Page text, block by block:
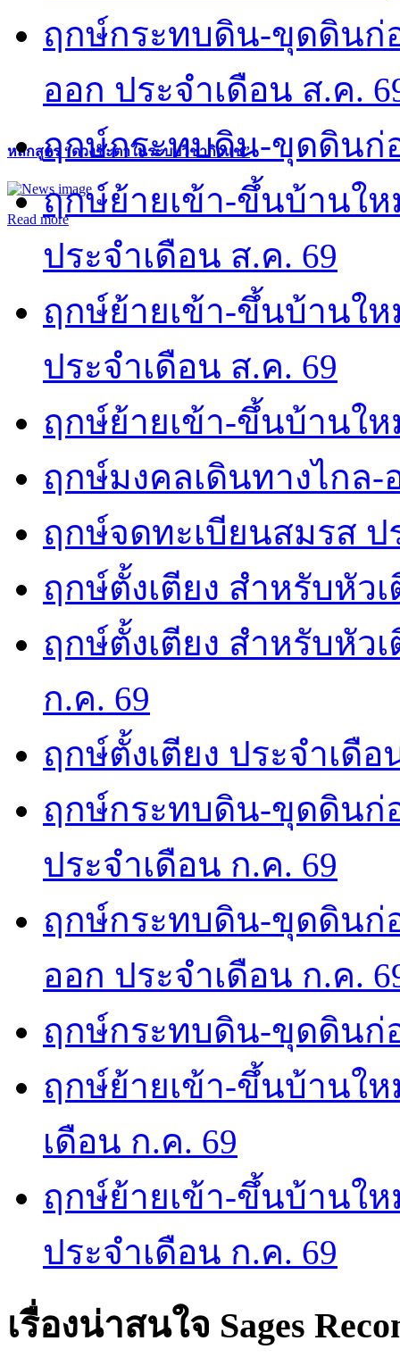
หลักสูตร “ดวงชะตาในระบบวิชากิวแช”
Read more
ฤกษ์กระทบดิน-ขุดดินก่
ออก ประจำเดือน ส.ค.
ฤกษ์กระทบดิน-ขุดดินก่
ฤกษ์ย้ายเข้า-ขึ้นบ้านใ
ประจำเดือน ส.ค. 69
ฤกษ์ย้ายเข้า-ขึ้นบ้านใ
ประจำเดือน ส.ค. 69
ฤกษ์ย้ายเข้า-ขึ้นบ้านให
ฤกษ์มงคลเดินทางไกล-
ฤกษ์จดทะเบียนสมรส ป
ฤกษ์ตั้งเตียง สำหรับหัว
ฤกษ์ตั้งเตียง สำหรับหัว
ก.ค. 69
ฤกษ์ตั้งเตียง ประจำเดือ
ฤกษ์กระทบดิน-ขุดดินก่
ประจำเดือน ก.ค. 69
ฤกษ์กระทบดิน-ขุดดินก่
ออก ประจำเดือน ก.ค.
ฤกษ์กระทบดิน-ขุดดินก่
ฤกษ์ย้ายเข้า-ขึ้นบ้านใ
เดือน ก.ค. 69
ฤกษ์ย้ายเข้า-ขึ้นบ้านใ
ประจำเดือน ก.ค. 69
เรื่องน่าสนใจ Sages